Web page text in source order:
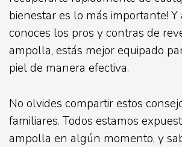
bienestar es lo más importante! Y
conoces los pros y contras de
ampolla, estás mejor equipado
piel de manera efectiva.
No olvides compartir estos
familiares. Todos estamos
ampolla en algún momento, y